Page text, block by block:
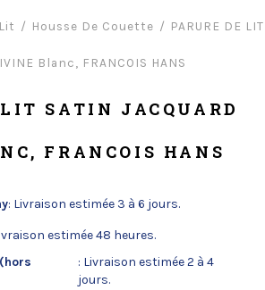
Housse De Couette PARURE DE LIT
Blanc, FRANCOIS HANS
SATIN JACQUARD
FRANCOIS HANS
: Livraison estimée 3 à 6 jours.
estimée 48 heures.
: Livraison estimée 2 à 4
jours.